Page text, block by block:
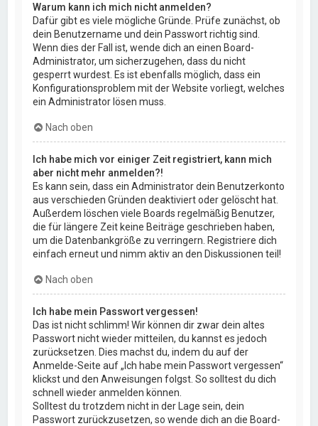
Warum kann ich mich nicht anmelden?
Dafür gibt es viele mögliche Gründe. Prüfe zunächst, ob
dein Benutzername und dein Passwort richtig sind.
Wenn dies der Fall ist, wende dich an einen Board-
Administrator, um sicherzugehen, dass du nicht
gesperrt wurdest. Es ist ebenfalls möglich, dass ein
Konfigurationsproblem mit der Website vorliegt, welches
ein Administrator lösen muss.
Nach oben
Ich habe mich vor einiger Zeit registriert, kann mich
aber nicht mehr anmelden?!
Es kann sein, dass ein Administrator dein Benutzerkonto
aus verschieden Gründen deaktiviert oder gelöscht hat.
Außerdem löschen viele Boards regelmäßig Benutzer,
die für längere Zeit keine Beiträge geschrieben haben,
um die Datenbankgröße zu verringern. Registriere dich
einfach erneut und nimm aktiv an den Diskussionen teil!
Nach oben
Ich habe mein Passwort vergessen!
Das ist nicht schlimm! Wir können dir zwar dein altes
Passwort nicht wieder mitteilen, du kannst es jedoch
zurücksetzen. Dies machst du, indem du auf der
Anmelde-Seite auf „Ich habe mein Passwort vergessen“
klickst und den Anweisungen folgst. So solltest du dich
schnell wieder anmelden können.
Solltest du trotzdem nicht in der Lage sein, dein
Passwort zurückzusetzen, so wende dich an die Board-